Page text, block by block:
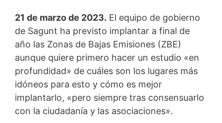
21 de marzo de 2023. El equipo de gobierno
de Sagunt ha previsto implantar a final de
año las Zonas de Bajas Emisiones (ZBE)
aunque quiere primero hacer un estudio «en
profundidad» de cuáles son los lugares más
idóneos para esto y cómo es mejor
implantarlo, «pero siempre tras consensuarlo
con la ciudadanía y las asociaciones».